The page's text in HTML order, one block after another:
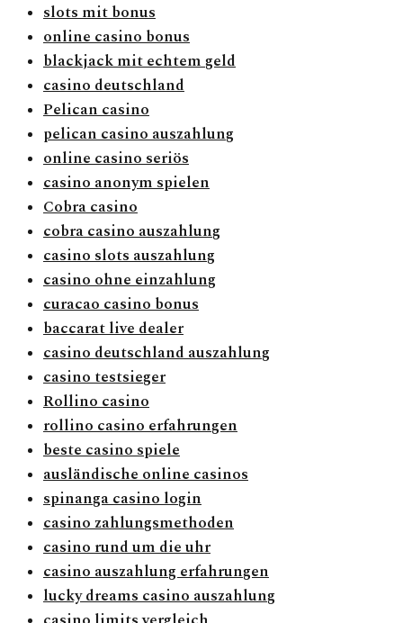
slots mit bonus
online casino bonus
blackjack mit echtem geld
casino deutschland
Pelican casino
pelican casino auszahlung
online casino seriös
casino anonym spielen
Cobra casino
cobra casino auszahlung
casino slots auszahlung
casino ohne einzahlung
curacao casino bonus
baccarat live dealer
casino deutschland auszahlung
casino testsieger
Rollino casino
rollino casino erfahrungen
beste casino spiele
ausländische online casinos
spinanga casino login
casino zahlungsmethoden
casino rund um die uhr
casino auszahlung erfahrungen
lucky dreams casino auszahlung